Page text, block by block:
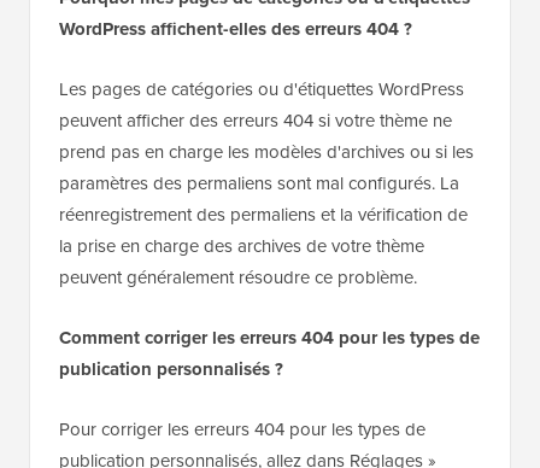
WordPress affichent-elles des erreurs 404 ?
Les pages de catégories ou d'étiquettes WordPress
peuvent afficher des erreurs 404 si votre thème ne
prend pas en charge les modèles d'archives ou si les
paramètres des permaliens sont mal configurés. La
réenregistrement des permaliens et la vérification de
la prise en charge des archives de votre thème
peuvent généralement résoudre ce problème.
Comment corriger les erreurs 404 pour les types de
publication personnalisés ?
Pour corriger les erreurs 404 pour les types de
publication personnalisés, allez dans Réglages »